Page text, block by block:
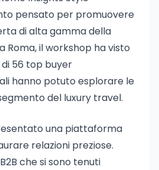
pensato per promuovere
di alta gamma della
Roma, il workshop ha visto
56 top buyer
hanno potuto esplorare le
del luxury travel.
una piattaforma
relazioni preziose.
che si sono tenuti